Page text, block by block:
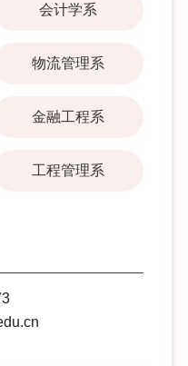
会计学系
物流管理系
金融工程系
工程管理系